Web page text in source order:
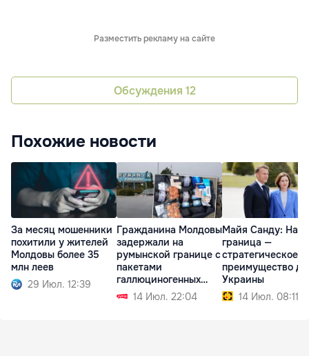
Разместить рекламу на сайте
Обсуждения 12
Похожие новости
За месяц мошенники
похитили у жителей
Молдовы более 35
млн леев
29 Июл. 12:39
Гражданина Молдовы
задержали на
румынской границе с
пакетами
галлюциногенных
грибов14 Июл. 22:04
Майя Санду:
граница —
стратегическое
преимущество
Украины
14 Июл. 08:11